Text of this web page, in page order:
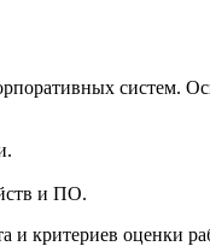
и ПО.
критериев оценки